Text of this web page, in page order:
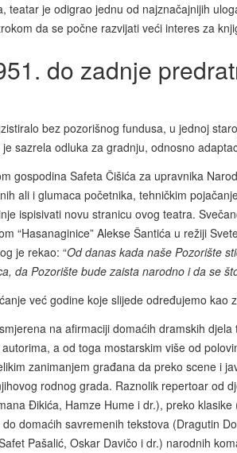
teatar je odigrao jednu od najznačajnijih
da se počne razvijati veći interes za
do zadnje
bez pozorišnog fundusa, u jednoj
sazrela odluka za gradnju, odnosno
gospodina Safeta Čišića za upravnika
ali i glumaca početnika, tehničkim
ispisivati novu stranicu ovog teatra.
“Hasanaginice” Alekse Šantića u režiji
je rekao: “Od danas kada naše Pozorište
da Pozorište bude zaista narodno i da se
već godine koje slijede određujemo kao
na afirmaciji domaćih dramskih
a od toga mostarskim više od
zanimanjem građana da preko scene i
rodnog grada. Raznolik repertoar od
Đikića, Hamze Hume i dr.), preko
domaćih savremenih tekstova (Dragutin
Pašalić, Oskar Davičo i dr.) narodnih